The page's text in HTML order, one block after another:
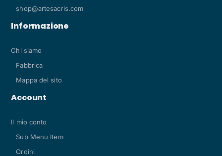
shop@artesacris.com
Informazione
Chi siamo
Fabbrica
Mappa del sito
Account
Il mio conto
Sub Menu Item
Ordini